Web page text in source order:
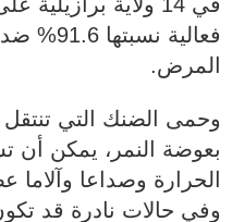
فعالية
المرض.
وحمى الضنك التي
بعوضة النمر، يمكن أن
الحرارة وصداعا وآلاما
وفي حالات نادرة قد